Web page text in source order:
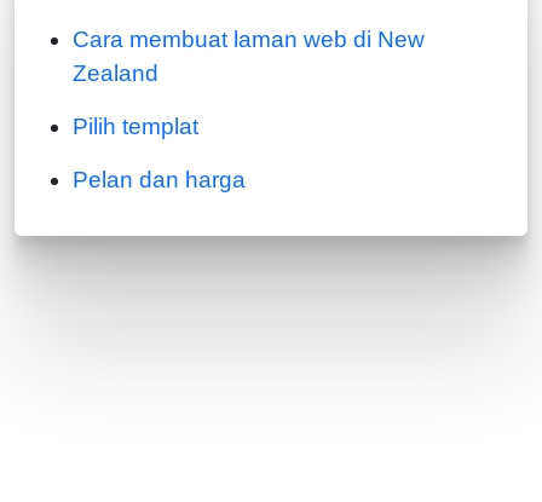
Cara membuat laman web di New
Zealand
Pilih templat
Pelan dan harga